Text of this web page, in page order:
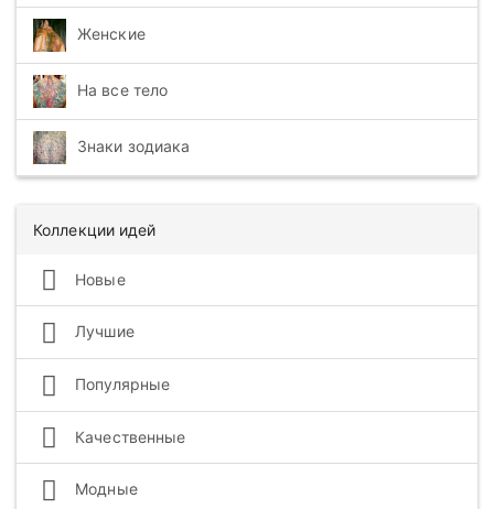
Женские
На все тело
Знаки зодиака
Коллекции идей
Новые
Лучшие
Популярные
Качественные
Модные